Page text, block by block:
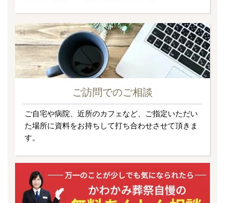
ご訪問でのご相談
ご自宅や病院、近所のカフェなど、ご指定いただい
た場所に資料をお持ちして打ち合わせさせて頂きま
す。